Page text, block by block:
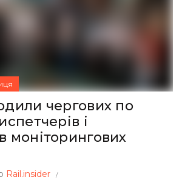
чергових по
і
моніторингових
Rail.insider